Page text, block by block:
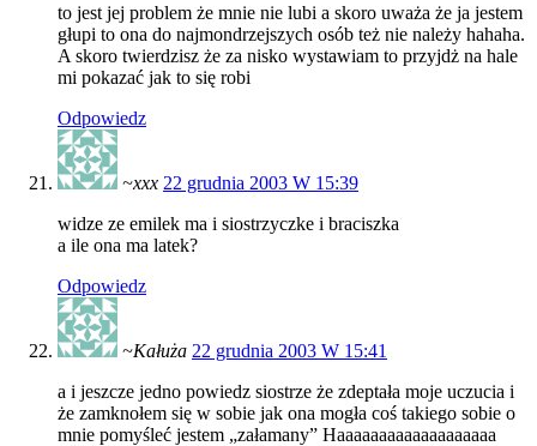
to jest jej problem że mnie nie lubi a skoro uważa że ja jestem
głupi to ona do najmondrzejszych osób też nie należy hahaha.
A skoro twierdzisz że za nisko wystawiam to przyjdż na hale
mi pokazać jak to się robi
Odpowiedz
~xxx 22 grudnia 2003 W 15:39
widze ze emilek ma i siostrzyczke i braciszka
a ile ona ma latek?
Odpowiedz
~Kałuża 22 grudnia 2003 W 15:41
a i jeszcze jedno powiedz siostrze że zdeptała moje uczucia i
że zamknołem się w sobie jak ona mogła coś takiego sobie o
mnie pomyśleć jestem „załamany” Haaaaaaaaaaaaaaaaaaa